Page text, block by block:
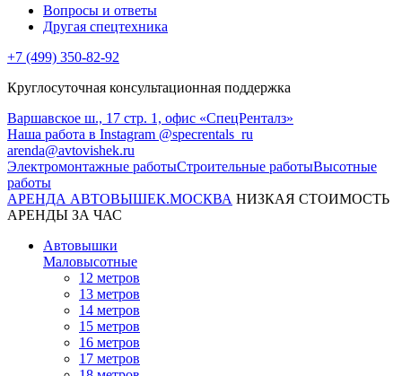
Вопросы и ответы
Другая спецтехника
+7 (499) 350-82-92
Круглосуточная консультационная поддержка
Варшавское ш., 17 стр. 1, офис «СпецРенталз»
Наша работа в Instagram @specrentals_ru
arenda@avtovishek.ru
Электромонтажные работыСтроительные работыВысотные
работы
АРЕНДА АВТОВЫШЕК.МОСКВА НИЗКАЯ СТОИМОСТЬ
АРЕНДЫ ЗА ЧАС
Автовышки
Маловысотные
12 метров
13 метров
14 метров
15 метров
16 метров
17 метров